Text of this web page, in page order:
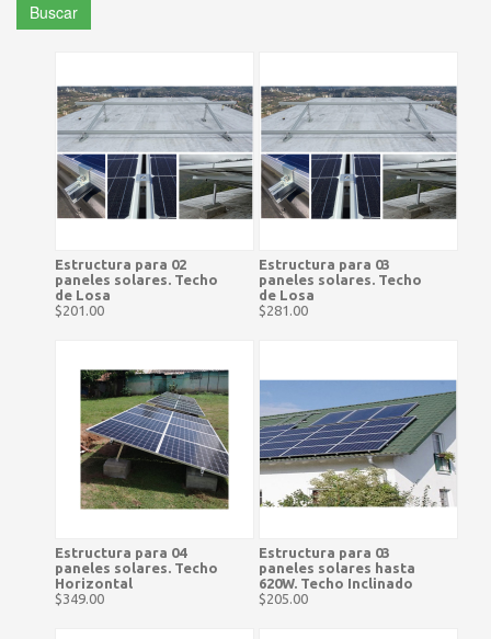
Buscar
Estructura para 02
paneles solares. Techo
de Losa
$201.00
Estructura para 03
paneles solares. Techo
de Losa
$281.00
Estructura para 04
paneles solares. Techo
Horizontal
$349.00
Estructura para 03
paneles solares hasta
620W. Techo Inclinado
$205.00